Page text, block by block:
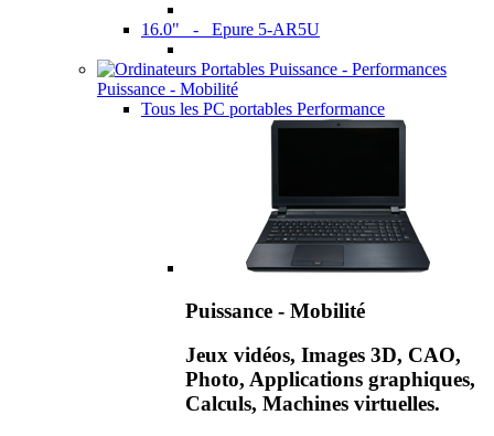
16.0" - Epure 5-AR5U
Puissance - Mobilité
Tous les PC portables Performance
Puissance - Mobilité
Jeux vidéos, Images 3D, CAO,
Photo, Applications graphiques,
Calculs, Machines virtuelles.